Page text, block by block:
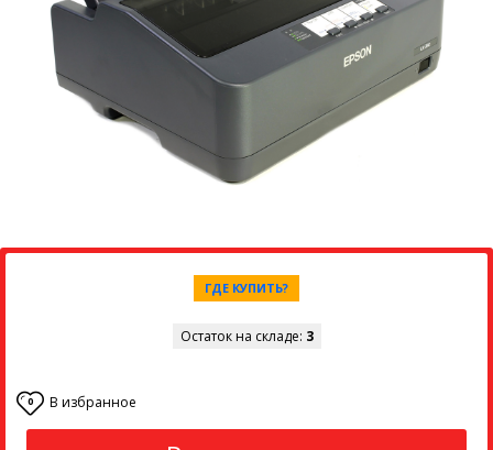
ГДЕ КУПИТЬ?
Остаток на складе: 3
0 В избранное